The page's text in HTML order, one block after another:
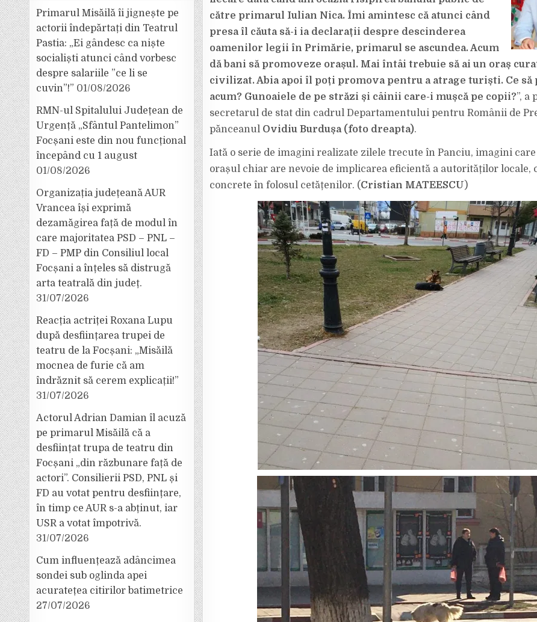
către primarul Iulian Nica. Îmi amintesc că atunci când
presa îl căuta să-i ia declarații despre descinderea
oamenilor legii în Primărie, primarul se ascundea. Acum
dă bani să promoveze orașul. Mai întâi trebuie să ai un oraș
civilizat. Abia apoi îl poți promova pentru a atrage turiști. Ce să
acum? Gunoaiele de pe străzi și câinii care-i mușcă pe copii?”, a
secretarul de stat din cadrul Departamentului pentru Românii de
pănceanul Ovidiu Burdușa (foto dreapta).
Iată o serie de imagini realizate zilele trecute în Panciu, imagini care
orașul chiar are nevoie de implicarea eficientă a autorităților locale,
concrete în folosul cetățenilor. (Cristian MATEESCU )
Primarul Misăilă îi jignește pe
actorii îndepărtați din Teatrul
Pastia: „Ei gândesc ca niște
socialiști atunci când vorbesc
despre salariile ”ce li se
cuvin”!” 01/08/2026
RMN-ul Spitalului Județean de
Urgență „Sfântul Pantelimon”
Focșani este din nou funcțional
începând cu 1 august
01/08/2026
Organizația județeană AUR
Vrancea își exprimă
dezamăgirea față de modul în
care majoritatea PSD – PNL –
FD – PMP din Consiliul local
Focșani a înțeles să distrugă
arta teatrală din județ.
31/07/2026
Reacția actriței Roxana Lupu
după desființarea trupei de
teatru de la Focșani: „Misăilă
mocnea de furie că am
îndrăznit să cerem explicații!”
31/07/2026
Actorul Adrian Damian îl acuză
pe primarul Misăilă că a
desființat trupa de teatru din
Focșani „din răzbunare față de
actori”. Consilierii PSD, PNL și
FD au votat pentru desființare,
în timp ce AUR s-a abținut, iar
USR a votat împotrivă.
31/07/2026
Cum influențează adâncimea
sondei sub oglinda apei
acuratețea citirilor batimetrice
27/07/2026